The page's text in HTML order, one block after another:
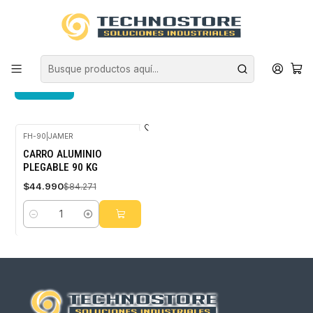
Envío Gratis Especial
-47%
OFF
FH-90 JAMER
CARRO ALUMINIO
PLEGABLE 90 KG
$44.990$84.271
Cantidad